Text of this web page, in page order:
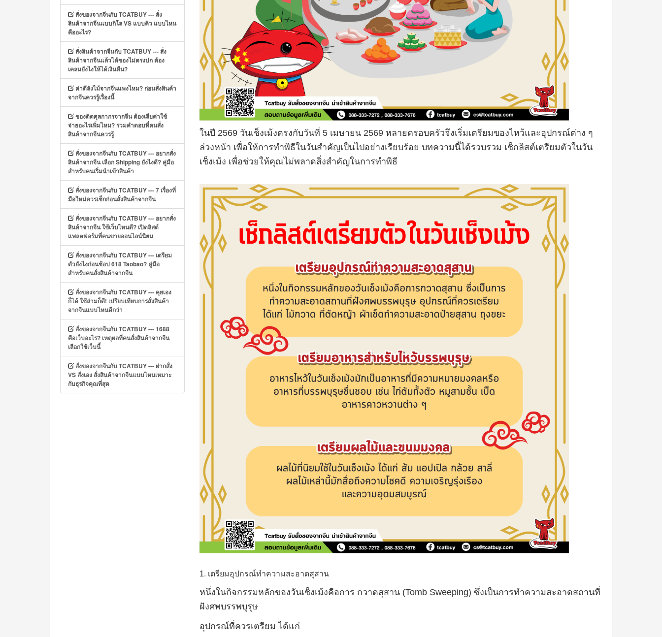
สั่งของจากจีนกับ TCATBUY --- สั่ง
สินค้าจากจีนแบบกิโล VS แบบคิว แบบไหน
คืออะไร?
สั่งสินค้าจากจีนกับ TCATBUY --- สั่ง
สินค้าจากจีนแล้วได้ของไม่ตรงปก ต้อง
เคลมยังไงให้ได้เงินคืน?
ค่าตีลังไม้จากจีนแพงไหม? ก่อนสั่งสินค้า
จากจีนควรรู้เรื่องนี้
ของติดศุลกากรจากจีน ต้องเสียค่าใช้
จ่ายอะไรเพิ่มไหม? รวมคำตอบที่คนสั่ง
สินค้าจากจีนควรรู้
สั่งของจากจีนกับ TCATBUY --- อยากสั่ง
สินค้าจากจีน เลือก Shipping ยังไงดี? คู่มือ
สำหรับคนเริ่มนำเข้าสินค้า
สั่งของจากจีนกับ TCATBUY --- 7 เรื่องที่
มือใหม่ควรเช็กก่อนสั่งสินค้าจากจีน
สั่งของจากจีนกับ TCATBUY --- อยากสั่ง
สินค้าจากจีน ใช้เว็บไหนดี? เปิดลิสต์
แพลตฟอร์มที่คนขายออนไลน์นิยม
สั่งของจากจีนกับ TCATBUY --- เตรียม
ตัวยังไงก่อนช้อป 618 Taobao? คู่มือ
สำหรับคนสั่งสินค้าจากจีน
สั่งของจากจีนกับ TCATBUY --- คุยเอง
ก็ได้ ใช้ล่ามก็ดี! เปรียบเทียบการสั่งสินค้า
จากจีนแบบไหนดีกว่า
สั่งของจากจีนกับ TCATBUY --- 1688
คือเว็บอะไร? เหตุผลที่คนสั่งสินค้าจากจีน
เลือกใช้เว็บนี้
สั่งของจากจีนกับ TCATBUY --- ฝากสั่ง
VS สั่งเอง สั่งสินค้าจากจีนแบบไหนเหมาะ
กับธุรกิจคุณที่สุด
ในปี 2569 วันเช็งเม้งตรงกับวันที่ 5 เมษายน 2569 หลายครอบครัวจึงเริ่มเตรียมของไหว้และอุปกรณ์ต่าง ๆ
ล่วงหน้า เพื่อให้การทำพิธีในวันสำคัญเป็นไปอย่างเรียบร้อย บทความนี้ได้รวบรวม เช็กลิสต์เตรียมตัวในวัน
เช็งเม้ง เพื่อช่วยให้คุณไม่พลาดสิ่งสำคัญในการทำพิธี
1. เตรียมอุปกรณ์ทำความสะอาดสุสาน
หนึ่งในกิจกรรมหลักของวันเช็งเม้งคือการ กวาดสุสาน (Tomb Sweeping) ซึ่งเป็นการทำความสะอาดสถานที่
ฝังศพบรรพบุรุษ
อุปกรณ์ที่ควรเตรียม ได้แก่